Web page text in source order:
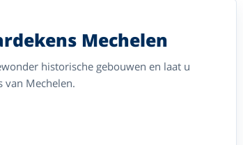
Mechelen
historische gebouwen en laat u
van Mechelen.